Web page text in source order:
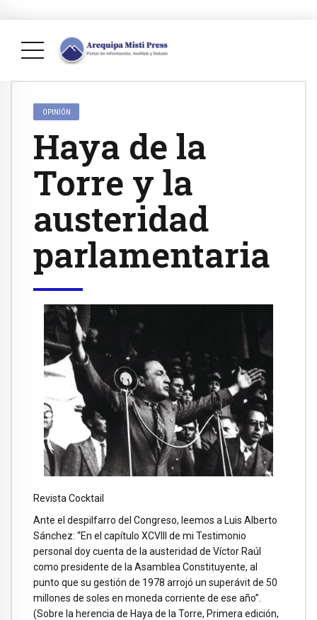
OPINIÓN
Haya de la
Torre y la
austeridad
parlamentaria
Revista Cocktail
Ante el despilfarro del Congreso, leemos a Luis Alberto
Sánchez: “En el capítulo XCVIII de mi Testimonio
personal doy cuenta de la austeridad de Víctor Raúl
como presidente de la Asamblea Constituyente, al
punto que su gestión de 1978 arrojó un superávit de 50
millones de soles en moneda corriente de ese año”.
(Sobre la herencia de Haya de la Torre, Primera edición,